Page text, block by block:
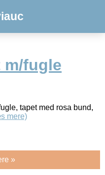
m/fugle
tapet med rosa bund,
mere)
»